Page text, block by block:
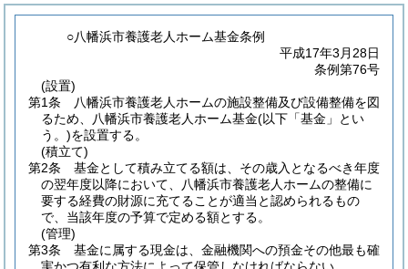
○八幡浜市養護老人ホーム基金条例
平成17年3月28日
条例第76号
(設置)
第1条
八幡浜市養護老人ホームの施設整備及び設備整備を図
るため、八幡浜市養護老人ホーム基金(以下「基金」とい
う。)を設置する。
(積立て)
第2条
基金として積み立てる額は、その歳入となるべき年度
の翌年度以降において、八幡浜市養護老人ホームの整備に
要する経費の財源に充てることが適当と認められるもの
で、当該年度の予算で定める額とする。
(管理)
第3条
基金に属する現金は、金融機関への預金その他最も確